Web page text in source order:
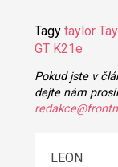
Tagy taylor
GT K21e
Pokud jste v
dejte nám
LEON